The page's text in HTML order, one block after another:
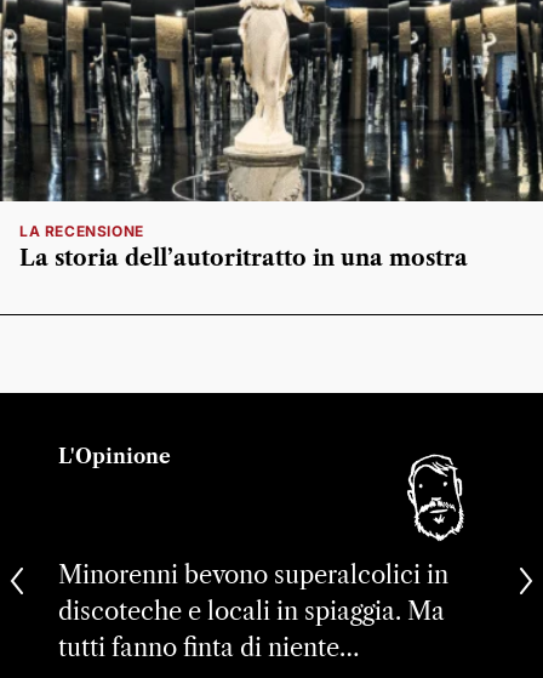
LA RECENSIONE
La storia dell’autoritratto in una mostra
L'Opinione
Minorenni bevono superalcolici in
discoteche e locali in spiaggia. Ma
tutti fanno finta di niente…